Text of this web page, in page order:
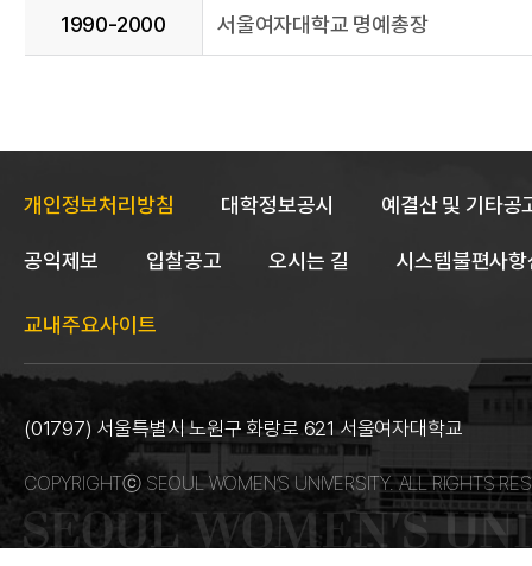
1990-2000 서울여자대학교 명예총장
개인정보처리방침 대학정보공시 예결산 및 기타공
공익제보 입찰공고 오시는 길 시스템불편사
교내주요사이트
(01797) 서울특별시 노원구 화랑로 621 서울여자대학교
COPYRIGHTⓒ SEOUL WOMEN’S UNIVERSITY. ALL RIGHTS